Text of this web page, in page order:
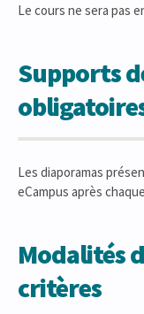
Le cours ne sera pas
Supports
Les diaporamas
eCampus après
Modalités
critères